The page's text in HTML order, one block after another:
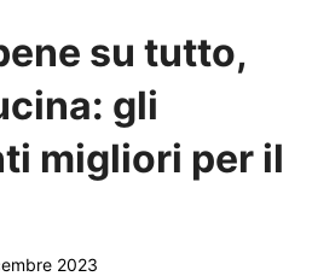
su tutto,
gli
migliori per il
2023